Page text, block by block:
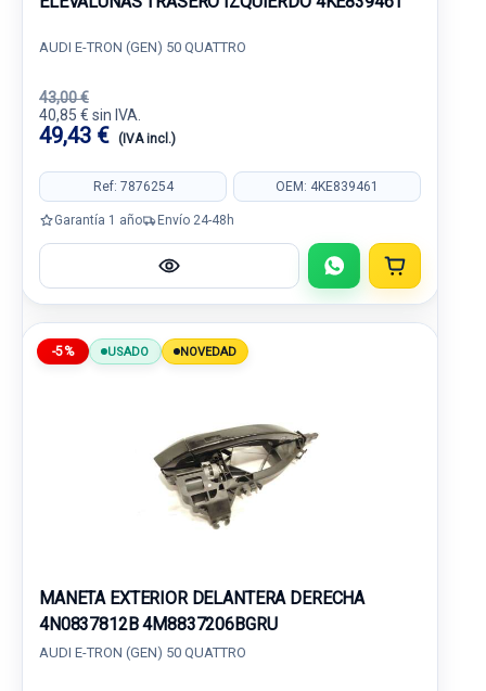
AUDI E-TRON (GEN) 50 QUATTRO
43,00 €
40,85 € sin IVA.
49,43 € (IVA incl.)
Ref: 7876254 OEM: 4KE839461
Garantía 1 año Envío 24-48h
-5% USADO NOVEDAD
MANETA EXTERIOR DELANTERA DERECHA
4N0837812B 4M8837206BGRU
AUDI E-TRON (GEN) 50 QUATTRO